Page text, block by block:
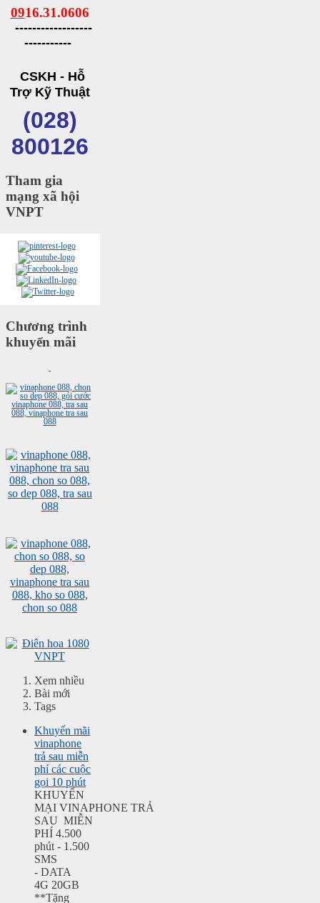
0916.31.0606
------------------
-----------
CSKH - Hỗ
Trợ Kỹ Thuật
(028)
800126
Tham gia
mạng xã hội
VNPT
Chương trình
khuyến mãi
Xem nhiều
Bài mới
Tags
Khuyến mãi
vinaphone
trả sau miễn
phí các cuộc
gọi 10 phút
KHUYẾN
MẠI VINAPHONE TRẢ
SAU MIỄN
PHÍ 4.500
phút - 1.500
SMS
- DATA
4G 20GB
**Tặng